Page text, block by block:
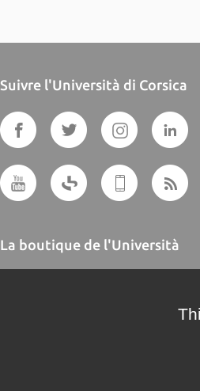
Suivre l'Università di Corsica
La boutique de l'Università